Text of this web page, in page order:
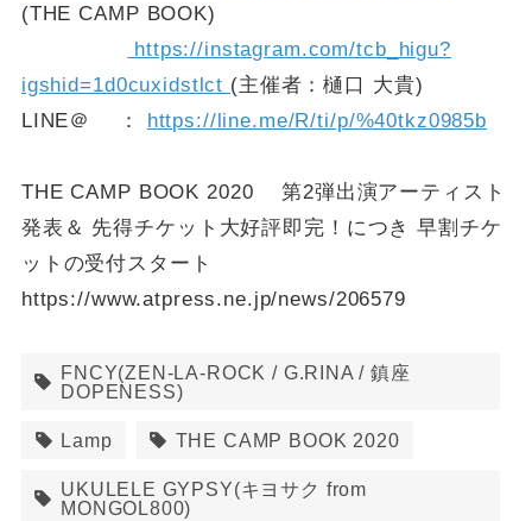
(THE CAMP BOOK)
https://instagram.com/tcb_higu?
igshid=1d0cuxidstlct (主催者：樋口 大貴)
LINE＠ ： https://line.me/R/ti/p/%40tkz0985b
THE CAMP BOOK 2020 第2弾出演アーティスト
発表＆ 先得チケット大好評即完！につき 早割チケ
ットの受付スタート
https://www.atpress.ne.jp/news/206579
FNCY(ZEN-LA-ROCK / G.RINA / 鎮座
DOPENESS)
Lamp THE CAMP BOOK 2020
UKULELE GYPSY(キヨサク from
MONGOL800)